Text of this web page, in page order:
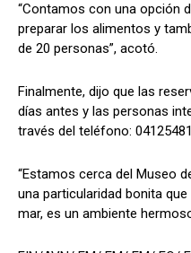
“Contamos con una opción
preparar los alimentos y
de 20 personas”, acotó.
Finalmente, dijo que las
días antes y las personas
través del teléfono:
“Estamos cerca del Museo
una particularidad bonita
mar, es un ambiente